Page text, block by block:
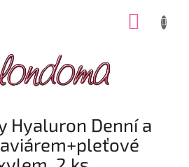
Hyaluron Denní a